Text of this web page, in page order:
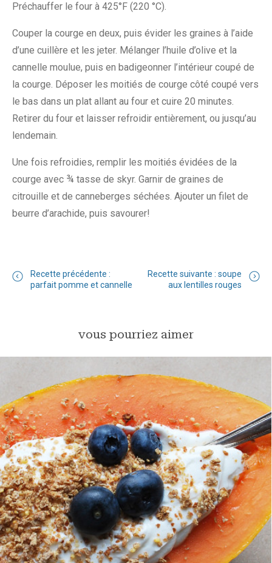
Préchauffer le four à 425°F (220 °C).
Couper la courge en deux, puis évider les graines à l’aide
d’une cuillère et les jeter. Mélanger l’huile d’olive et la
cannelle moulue, puis en badigeonner l’intérieur coupé de
la courge. Déposer les moitiés de courge côté coupé vers
le bas dans un plat allant au four et cuire 20 minutes.
Retirer du four et laisser refroidir entièrement, ou jusqu’au
lendemain.
Une fois refroidies, remplir les moitiés évidées de la
courge avec ¾ tasse de skyr. Garnir de graines de
citrouille et de canneberges séchées. Ajouter un filet de
beurre d’arachide, puis savourer!
Recette précédente :
parfait pomme et cannelle
Recette suivante : soupe
aux lentilles rouges
vous pourriez aimer